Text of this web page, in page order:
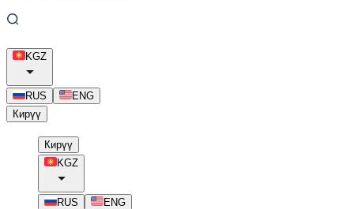
KGZ
RUS
ENG
Кирүү
Кирүү
KGZ
RUS ENG